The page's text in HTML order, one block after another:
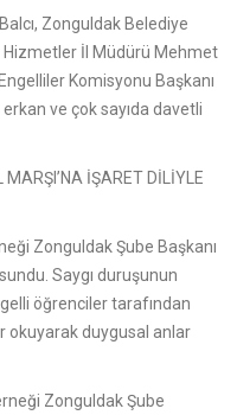
Zonguldak Belediye
Hizmetler İl Müdürü Mehmet
Komisyonu Başkanı
ve çok sayıda davetli
İŞARET DİLİYLE
Zonguldak Şube Başkanı
Saygı duruşunun
öğrenciler tarafından
okuyarak duygusal anlar
Zonguldak Şube